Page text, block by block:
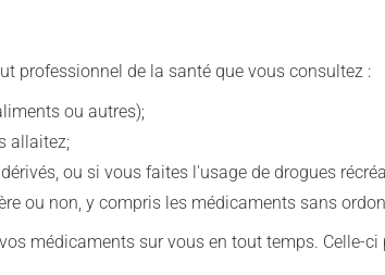
professionnel de la santé que vous consultez :
ou autres);
allaitez;
ou si vous faites l'usage de drogues
ou non, y compris les médicaments sans
médicaments sur vous en tout temps. Celle-